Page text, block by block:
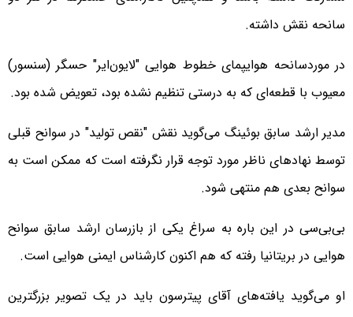
سانحه نقش داشته.
در موردسانحه هوایپمای خطوط هوایی "لایون‌ایر" حسگر (سنسور)
معیوب با قطعه‌ای که به درستی تنظیم نشده بود، تعویض شده بود.
مدیر ارشد سابق بوئینگ می‌گوید نقش "نقص تولید" در سوانح قبلی
توسط نهادهای ناظر مورد توجه قرار نگرفته است که ممکن است به
سوانح بعدی هم منتهی شود.
بی‌بی‌سی در این باره به سراغ یکی از بازرسان ارشد سابق سوانح
هوایی در بریتانیا رفته که هم اکنون کارشناس ایمنی هوایی است.
او می‌گوید یافته‌های آقای پیترسون باید در یک تصویر بزرگترین